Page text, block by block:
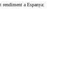
rendiment a Espanya: